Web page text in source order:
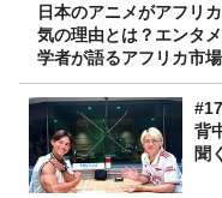
日本のアニメがアフリ
気の理由とは？エンタ
学者が語るアフリカ市
アル
背
聞